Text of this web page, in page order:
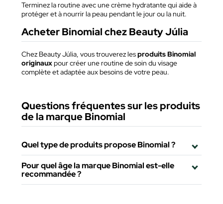
Terminez la routine avec une crème hydratante qui aide à
protéger et à nourrir la peau pendant le jour ou la nuit.
Acheter Binomial chez Beauty Júlia
Chez Beauty Júlia, vous trouverez lesproduits Binomial
originauxpour créer une routine de soin du visage
complète et adaptée aux besoins de votre peau.
Questions fréquentes sur les produits
de la marque Binomial
Quel type de produits propose Binomial ?
Pour quel âge la marque Binomial est-elle
recommandée ?